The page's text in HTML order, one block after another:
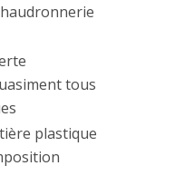
tous
plastique